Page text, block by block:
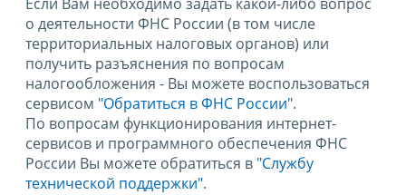
о деятельности ФНС России (в том числе
территориальных налоговых органов) или
получить разъяснения по вопросам
налогообложения - Вы можете воспользоваться
сервисом "Обратиться в ФНС России".
По вопросам функционирования интернет-
сервисов и программного обеспечения ФНС
России Вы можете обратиться в "Службу
технической поддержки".